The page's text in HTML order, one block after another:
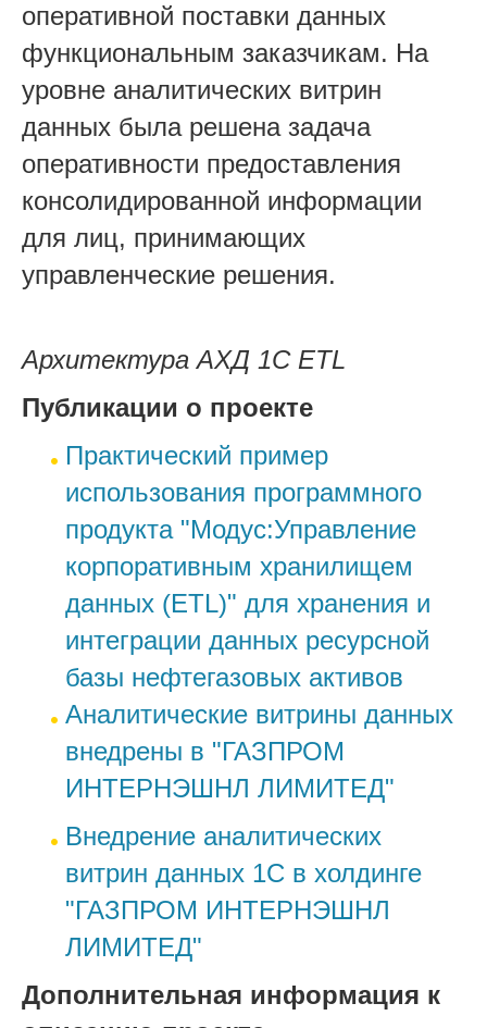
оперативной поставки данных
функциональным заказчикам. На
уровне аналитических витрин
данных была решена задача
оперативности предоставления
консолидированной информации
для лиц, принимающих
управленческие решения.
Архитектура АХД 1С ETL
Публикации о проекте
Практический пример
использования программного
продукта "Модус:Управление
корпоративным хранилищем
данных (ETL)" для хранения и
интеграции данных ресурсной
базы нефтегазовых активов
Аналитические витрины данных
внедрены в "ГАЗПРОМ
ИНТЕРНЭШНЛ ЛИМИТЕД"
Внедрение аналитических
витрин данных 1С в холдинге
"ГАЗПРОМ ИНТЕРНЭШНЛ
ЛИМИТЕД"
Дополнительная информация к